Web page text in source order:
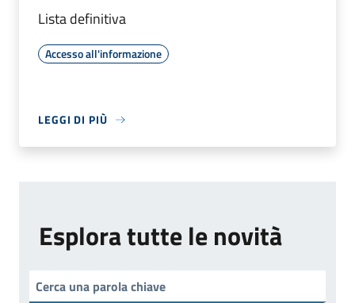
Lista definitiva
Accesso all'informazione
LEGGI DI PIÙ
Esplora tutte le novità